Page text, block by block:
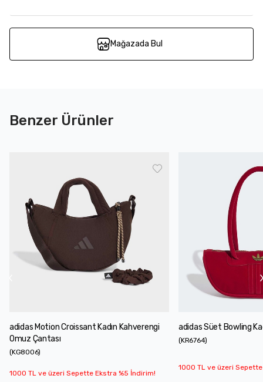
Mağazada Bul
Benzer Ürünler
adidas Motion Croissant Kadın Kahverengi
Omuz Çantası
(KG8006)
1000 TL ve üzeri Sepette Ekstra %5 İndirim!
adidas Süet Bowling
(KR6764)
1000 TL ve üzeri